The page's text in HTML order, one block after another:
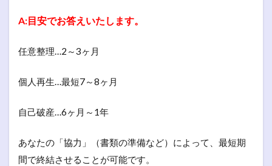
A:目安でお答えいたします。
任意整理…2～3ヶ月
個人再生…最短7～8ヶ月
自己破産…6ヶ月～1年
あなたの「協力」（書類の準備など）によって、最短期
間で終結させることが可能です。